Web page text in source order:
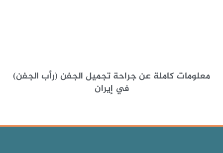
معلومات كاملة عن جراحة تجميل الجفن (رأب الجفن)
في إيران